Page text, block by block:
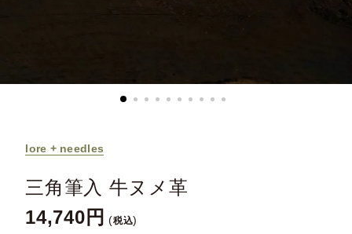
lore + needles
三角筆入 牛ヌメ革
14,740 税込